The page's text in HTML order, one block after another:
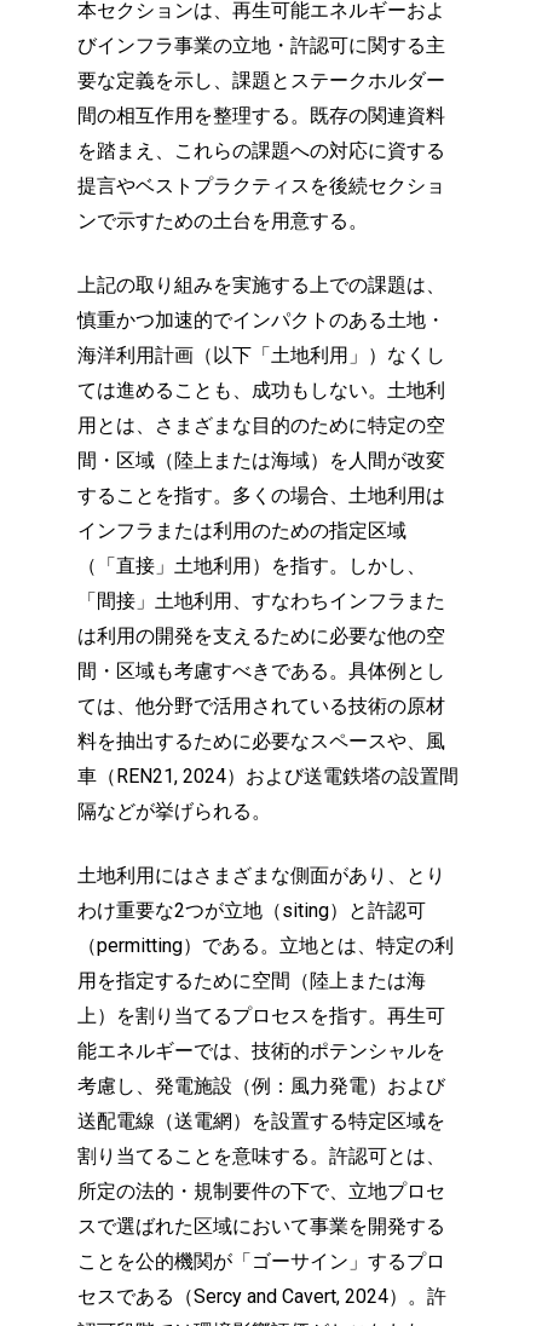
本セクションは、再生可能エネルギーおよ
びインフラ事業の立地・許認可に関する主
要な定義を示し、課題とステークホルダー
間の相互作用を整理する。既存の関連資料
を踏まえ、これらの課題への対応に資する
提言やベストプラクティスを後続セクショ
ンで示すための土台を用意する。
上記の取り組みを実施する上での課題は、
慎重かつ加速的でインパクトのある土地・
海洋利用計画（以下「土地利用」）なくし
ては進めることも、成功もしない。土地利
用とは、さまざまな目的のために特定の空
間・区域（陸上または海域）を人間が改変
することを指す。多くの場合、土地利用は
インフラまたは利用のための指定区域
（「直接」土地利用）を指す。しかし、
「間接」土地利用、すなわちインフラまた
は利用の開発を支えるために必要な他の空
間・区域も考慮すべきである。具体例とし
ては、他分野で活用されている技術の原材
料を抽出するために必要なスペースや、風
車（REN21, 2024）および送電鉄塔の設置間
隔などが挙げられる。
土地利用にはさまざまな側面があり、とり
わけ重要な2つが立地（siting）と許認可
（permitting）である。立地とは、特定の利
用を指定するために空間（陸上または海
上）を割り当てるプロセスを指す。再生可
能エネルギーでは、技術的ポテンシャルを
考慮し、発電施設（例：風力発電）および
送配電線（送電網）を設置する特定区域を
割り当てることを意味する。許認可とは、
所定の法的・規制要件の下で、立地プロセ
スで選ばれた区域において事業を開発する
ことを公的機関が「ゴーサイン」するプロ
セスである（Sercy and Cavert, 2024）。許